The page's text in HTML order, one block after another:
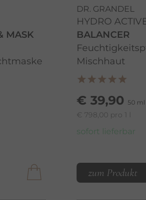
MASK
DR. GRANDEL
HYDRO
BALANCER
Mischhaut
€ 39,90 50 ml
€ 798,00 pro 1 l
sofort lieferbar
zum Produkt